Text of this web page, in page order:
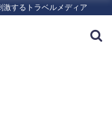
激するトラベルメディア